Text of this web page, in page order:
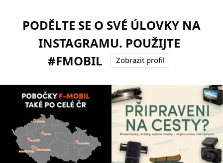
PODĚLTE SE O SVÉ ÚLOVKY NA
INSTAGRAMU. POUŽIJTE
#FMOBIL
Zobrazit profil